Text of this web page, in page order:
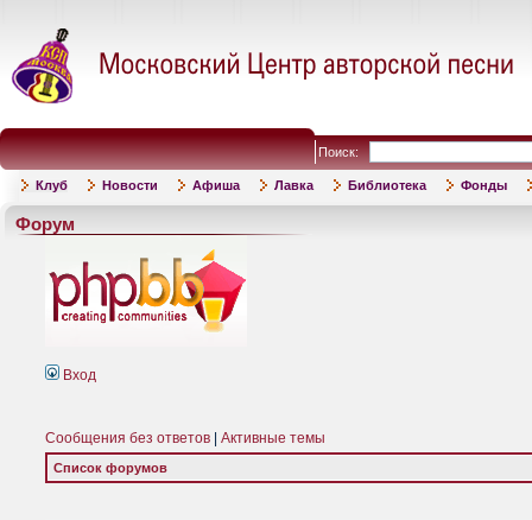
Поиск:
Клуб Новости Афиша Лавка Библиотека Фонды
Форум
Вход
Сообщения без ответов Активные темы
Список форумов